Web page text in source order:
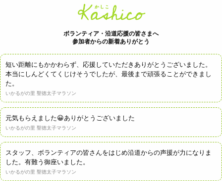
ボランティア・沿道応援の皆さまへ
参加者からの新着ありがとう
短い距離にもかかわらず、応援していただきありがとうございました。
本当にしんどくてくじけそうでしたが、最後まで頑張ることができまし
た。
いかるがの里 聖徳太子マラソン
元気もらえました😀ありがとうございました
いかるがの里 聖徳太子マラソン
スタッフ、ボランティアの皆さんをはじめ沿道からの声援が力になりま
した。有難う御座いました。
いかるがの里 聖徳太子マラソン